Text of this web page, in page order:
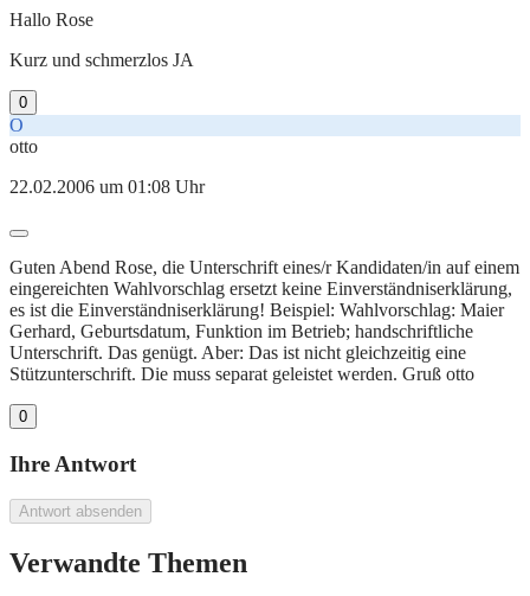
Hallo Rose
Kurz und schmerzlos JA
0
O
otto
22.02.2006 um 01:08 Uhr
Guten Abend Rose, die Unterschrift eines/r Kandidaten/in auf einem
eingereichten Wahlvorschlag ersetzt keine Einverständniserklärung,
es ist die Einverständniserklärung! Beispiel: Wahlvorschlag: Maier
Gerhard, Geburtsdatum, Funktion im Betrieb; handschriftliche
Unterschrift. Das genügt. Aber: Das ist nicht gleichzeitig eine
Stützunterschrift. Die muss separat geleistet werden. Gruß otto
0
Ihre Antwort
Antwort absenden
Verwandte Themen